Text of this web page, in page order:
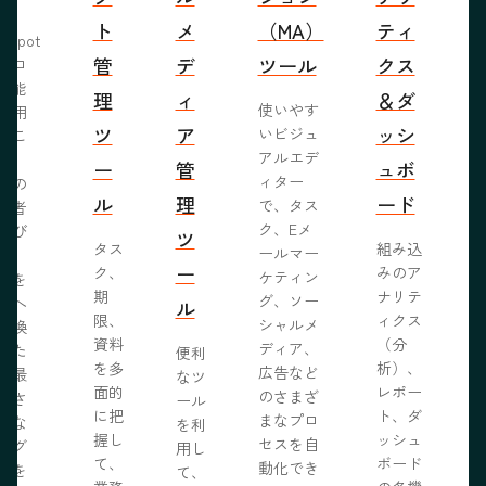
ロ
能
用
こ
の
者
び
を
へ
換
た
最
さ
な
グ
を
ト
管
理
ツ
ー
ル
タス
ク、
期
限、
資料
を多
面的
に把
握し
て、
メ
デ
ィ
ア
管
理
ツ
ー
ル
便利
なツ
ール
を利
用し
て、
（MA）
ツール
使いやす
いビジュ
アルエデ
ィター
で、タス
ク、Eメ
ールマー
ケティン
グ、ソー
シャルメ
ディア、
広告など
のさまざ
まなプロ
セスを自
動化でき
ティ
クス
＆ダ
ッシ
ュボ
ード
組み込
みのア
ナリテ
ィクス
（分
析）、
レポー
ト、ダ
ッシュ
ボード